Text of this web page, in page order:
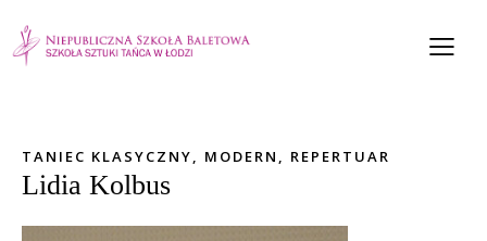
TANIEC KLASYCZNY, MODERN, REPERTUAR
Lidia Kolbus